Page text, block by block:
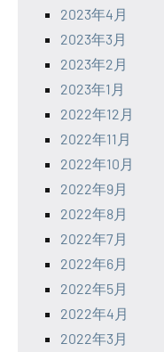
2023年4月
2023年3月
2023年2月
2023年1月
2022年12月
2022年11月
2022年10月
2022年9月
2022年8月
2022年7月
2022年6月
2022年5月
2022年4月
2022年3月